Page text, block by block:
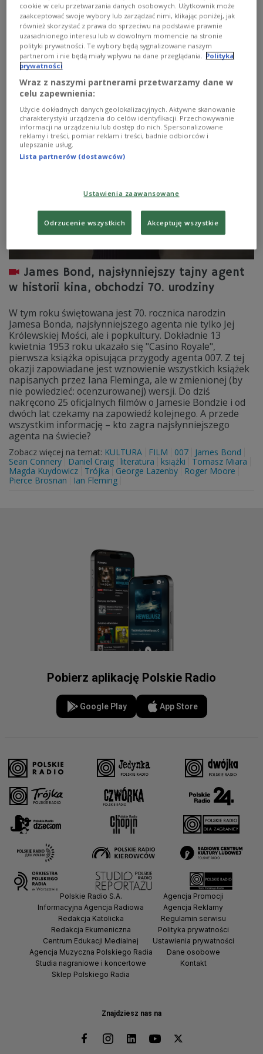
Bonda. Choć od pierwszego filmu o brytyjskim szpiegu
minęły 62 lata, każdy nowy Bond to reinkarnacja
głównego bohatera w ciele mężczyzny w sile wieku.
Dzięki temu agent Jej Królewskiej Mości może pozostać
wiecznie żywy, a co za tym idzie - wiecznie przynosić
zyski.
Zobacz więcej na temat:James Bond HISTORIA
kino
Wielka Brytania
szpieg
wywiad
kultura masowa
George Lazenby Daniel Craig Pierce Brosnan Ian Fleming
ekranizacja literatura aktorzy aktor aktorstwo
James Bond, najsłynniejszy tajny agent
w historii kina, obchodzi 70. urodziny
W tym roku świętowana jest 70. rocznica narodzin
Jamesa Bonda, najsłynniejszego agenta nie tylko Jej
Królewskiej Mości, ale i popkultury. Dokładnie 13
kwietnia 1953 roku ukazało się "Casino Royale",
pierwsza książka opisująca przygody agenta 007. Z tej
okazji zapowiadane jest wznowienie wszystkich książek
napisanych przez Iana Fleminga, ale w zmienionej (by
nie powiedzieć: ocenzurowanej) wersji. Do dziś
nakręcono 25 oficjalnych filmów o Jamesie Bondzie i od
dwóch lat czekamy na zapowiedź kolejnego. A przede
wszystkim informację – kto zagra najsłynniejszego
agenta na świecie?
Zobacz więcej na temat: KULTURA FILM 007
James Bond
Sean Connery
Daniel Craig literatura książki
Tomasz Miara
Magda Kuydowicz
Trójka George Lazenby
Roger Moore
Pierce Brosnan
Ian Fleming
Pobierz aplikację Polskie Radio
Google Play App Store
Znajdziesz nas na
Polskie Radio S.A.
Informacyjna Agencja Radiowa
Redakcja Katolicka
Redakcja Ekumeniczna
Centrum Edukacji Medialnej
Agencja Muzyczna Polskiego Radia
Studia nagraniowe i koncertowe
Sklep Polskiego Radia
Agencja Promocji
Agencja Reklamy
Regulamin serwisu
Polityka prywatności
Ustawienia prywatności
Dane osobowe
Kontakt
cookie w celu przetwarzania danych osobowych. Użytkownik może
zaakceptować swoje wybory lub zarządzać nimi, klikając poniżej, jak
również skorzystać z prawa do sprzeciwu na podstawie prawnie
uzasadnionego interesu lub w dowolnym momencie na stronie
polityki prywatności. Te wybory będą sygnalizowane naszym
partnerom i nie będą miały wpływu na dane przeglądania.
Polityka
prywatności
Wraz z naszymi partnerami przetwarzamy dane w
celu zapewnienia:
Użycie dokładnych danych geolokalizacyjnych. Aktywne skanowanie
charakterystyki urządzenia do celów identyfikacji. Przechowywanie
informacji na urządzeniu lub dostęp do nich. Spersonalizowane
reklamy i treści, pomiar reklam i treści, badnie odbiorców i
ulepszanie usług.
Lista partnerów (dostawców)
Ustawienia zaawansowane
Odrzucenie wszystkich Akceptuję wszystkie